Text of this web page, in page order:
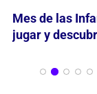
María Nathan
“Momentos en